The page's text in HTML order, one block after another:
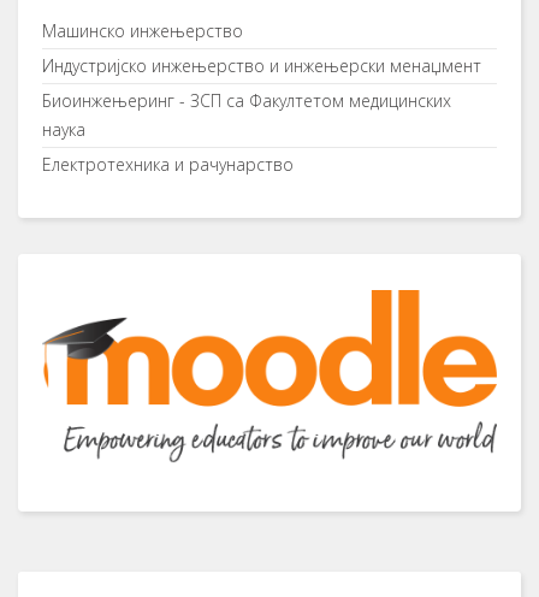
Mашинско инжењерство
Индустријско инжењерство и инжењерски менаџмент
Биоинжењеринг - ЗСП са Факултетом медицинских
наука
Електротехника и рачунарство